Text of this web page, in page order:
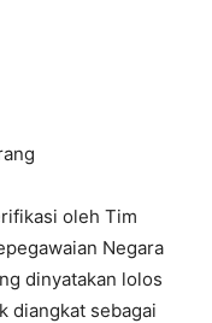
oleh Tim
Negara
dinyatakan lolos
diangkat sebagai